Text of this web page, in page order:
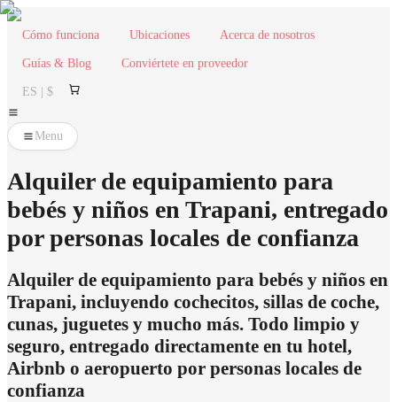
Cómo funciona Ubicaciones Acerca de nosotros
Guías & Blog Conviértete en proveedor
ES | $
Menu
Alquiler de equipamiento para
bebés y niños en Trapani, entregado
por personas locales de confianza
Alquiler de equipamiento para bebés y niños en
Trapani, incluyendo cochecitos, sillas de coche,
cunas, juguetes y mucho más. Todo limpio y
seguro, entregado directamente en tu hotel,
Airbnb o aeropuerto por personas locales de
confianza